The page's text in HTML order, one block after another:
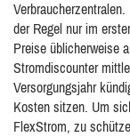
der Regel nur im
Preise üblicherweise
Stromdiscounter
Versorgungsjahr
Kosten sitzen. Um
FlexStrom, zu